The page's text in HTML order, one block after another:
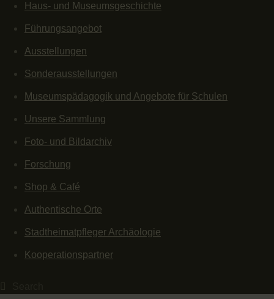
Haus- und Museumsgeschichte
Führungsangebot
Ausstellungen
Sonderausstellungen
Museumspädagogik und Angebote für Schulen
Unsere Sammlung
Foto- und Bildarchiv
Forschung
Shop & Café
Authentische Orte
Stadtheimatpfleger Archäologie
Kooperationspartner